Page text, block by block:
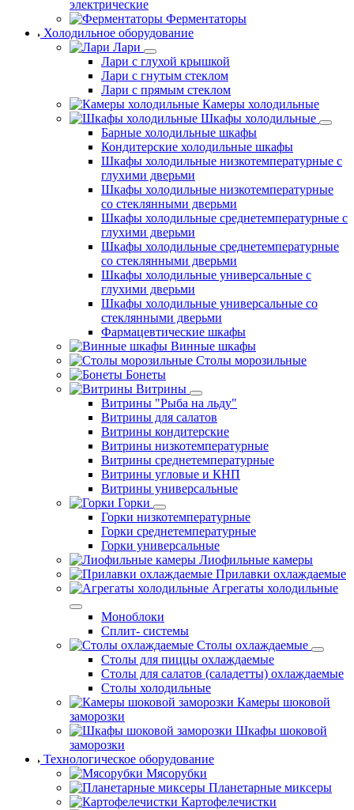
электрические
Ферментаторы
Холодильное оборудование
Лари
Лари с глухой крышкой
Лари с гнутым стеклом
Лари с прямым стеклом
Камеры холодильные
Шкафы холодильные
Барные холодильные шкафы
Кондитерские холодильные шкафы
Шкафы холодильные низкотемпературные с
глухими дверьми
Шкафы холодильные низкотемпературные
со стеклянными дверьми
Шкафы холодильные среднетемпературные с
глухими дверьми
Шкафы холодильные среднетемпературные
со стеклянными дверьми
Шкафы холодильные универсальные с
глухими дверьми
Шкафы холодильные универсальные со
стеклянными дверьми
Фармацевтические шкафы
Винные шкафы
Столы морозильные
Бонеты
Витрины
Витрины "Рыба на льду"
Витрины для салатов
Витрины кондитерские
Витрины низкотемпературные
Витрины среднетемпературные
Витрины угловые и КНП
Витрины универсальные
Горки
Горки низкотемпературные
Горки среднетемпературные
Горки универсальные
Лиофильные камеры
Прилавки охлаждаемые
Агрегаты холодильные
Моноблоки
Сплит- системы
Столы охлаждаемые
Столы для пиццы охлаждаемые
Столы для салатов (саладетты) охлаждаемые
Столы холодильные
Камеры шоковой
заморозки
Шкафы шоковой
заморозки
Технологическое оборудование
Мясорубки
Планетарные миксеры
Картофелечистки